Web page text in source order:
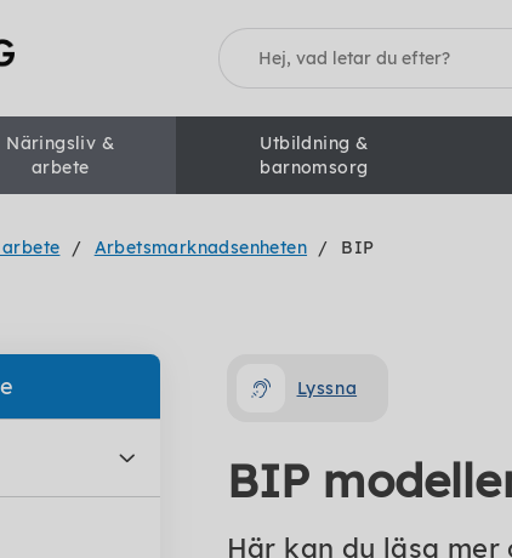
Sök
Näringsliv &
arbete
Utbildning &
barnomsorg
Arbetsmarknadsenheten BIP
Lyssna
BIP
Här kan du läsa